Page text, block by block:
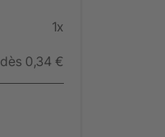
1x
dès 0,34 €